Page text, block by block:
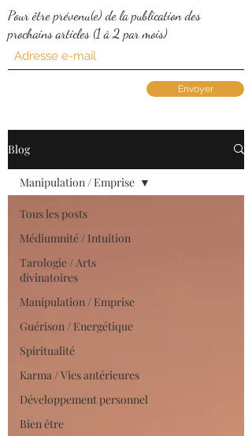
Pour être prévenu(e) de la publication des
prochains articles (1 à 2 par mois)
Envoyer
Blog
Tous les posts
Médiumnité / Intuition
Tarologie / Arts
divinatoires
Manipulation / Emprise
Guérison / Energétique
Spiritualité
Karma / Vies antérieures
Développement personnel
Bien être
Manipulation / Emprise